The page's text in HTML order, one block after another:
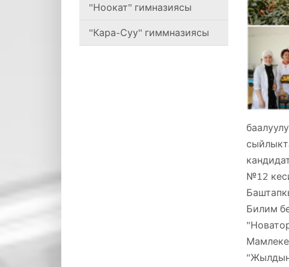
"Ноокат" гимназиясы
"Кара-Суу" гиммназиясы
№12
Билим